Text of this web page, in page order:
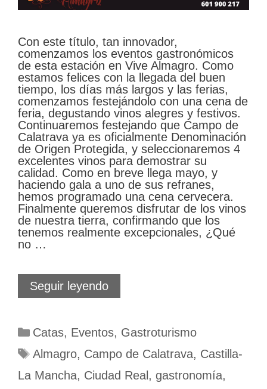
Con este título, tan innovador,
comenzamos los eventos gastronómicos
de esta estación en Vive Almagro. Como
estamos felices con la llegada del buen
tiempo, los días más largos y las ferias,
comenzamos festejándolo con una cena de
feria, degustando vinos alegres y festivos.
Continuaremos festejando que Campo de
Calatrava ya es oficialmente Denominación
de Origen Protegida, y seleccionaremos 4
excelentes vinos para demostrar su
calidad. Como en breve llega mayo, y
haciendo gala a uno de sus refranes,
hemos programado una cena cervecera.
Finalmente queremos disfrutar de los vinos
de nuestra tierra, confirmando que los
tenemos realmente excepcionales, ¿Qué
no …
Seguir leyendoYa
es
Vive
Categorías
Catas, Eventos, Gastroturismo
Etiquetas
Almagro, Campo de Calatrava, Castilla-
La Mancha, Ciudad Real , gastronomía,